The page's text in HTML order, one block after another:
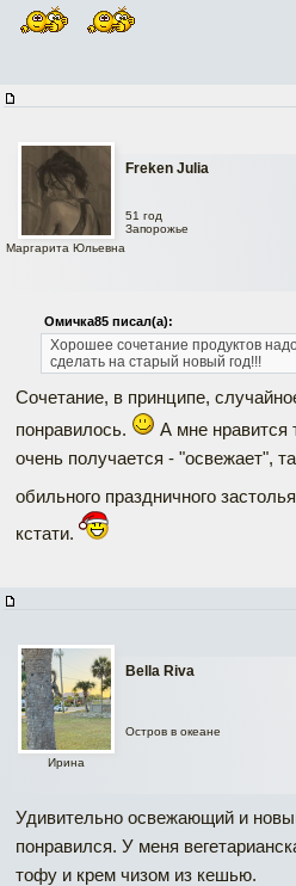
Freken Julia
Маргарита Юльевна
51 год
Запорожье
Омичка85 писал(а):
Хорошее сочетание продуктов
сделать на старый новый год!!!
Сочетание, в принципе,
понравилось.
А мне нравится
очень получается - "освежает",
обильного праздничного
кстати.
Bella Riva
Ирина
Остров в океане
Удивительно освежающий и
понравился. У меня
тофу и крем чизом из кешью.